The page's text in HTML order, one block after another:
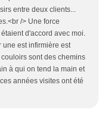
entre deux clients...
/> Une force
d'accord avec moi.
est infirmière est
sont des chemins
à qui on tend la main et
années visites ont été